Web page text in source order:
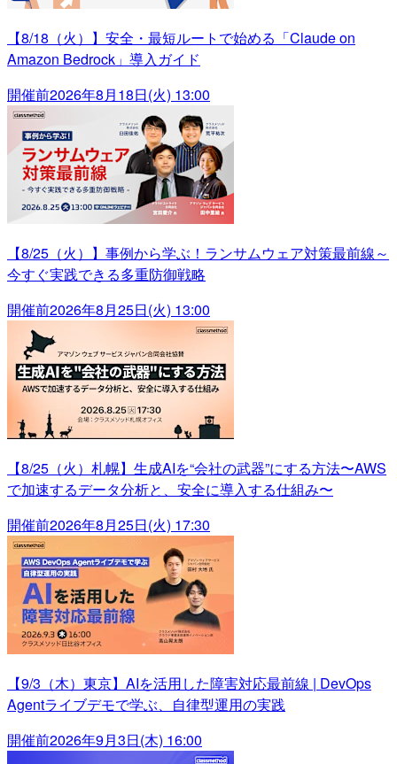
【8/18（火）】安全・最短ルートで始める「Claude on
Amazon Bedrock」導入ガイド
開催前2026年8月18日(火) 13:00
【8/25（火）】事例から学ぶ！ランサムウェア対策最前線～
今すぐ実践できる多重防御戦略
開催前2026年8月25日(火) 13:00
【8/25（火）札幌】生成AIを“会社の武器”にする方法〜AWS
で加速するデータ分析と、安全に導入する仕組み〜
開催前2026年8月25日(火) 17:30
【9/3（木）東京】AIを活用した障害対応最前線 | DevOps
Agentライブデモで学ぶ、自律型運用の実践
開催前2026年9月3日(木) 16:00